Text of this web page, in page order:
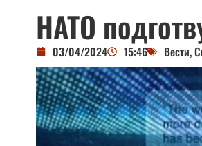
НАТО
03/04/2024 15:46 Вести,